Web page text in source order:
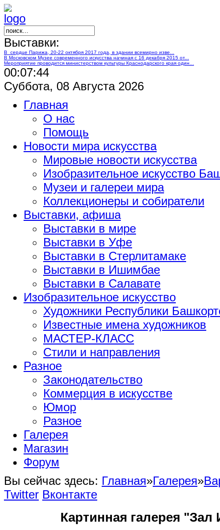
Выставки:
В сердце Парижа, 20-22 октября 2017 года, в здании всемирно изве...
В Московском Музее современного искусства начиная с 16 декабря 2015 от...
Мероприятие проводится министерством культуры Краснодарского края один...
00:07:45
Суббота, 08 Августа 2026
Главная
О нас
Помощь
Новости мира искусства
Мировые новости искусства
Изобразительное искусство
Музеи и галереи мира
Коллекционеры и собиратели
Выставки, афиша
Выставки в мире
Выставки в Уфе
Выставки в Стерлитамаке
Выставки в Ишимбае
Выставки в Салавате
Изобразительное искусство
Художники Республики
Известные имена художников
МАСТЕР-КЛАСС
Стили и направления
Разное
Законодательство
Коммерция в искусстве
Юмор
Разное
Галерея
Магазин
Форум
Вы сейчас здесь: Главная»Галерея»
Twitter Вконтакте
Картинная галерея "Зал